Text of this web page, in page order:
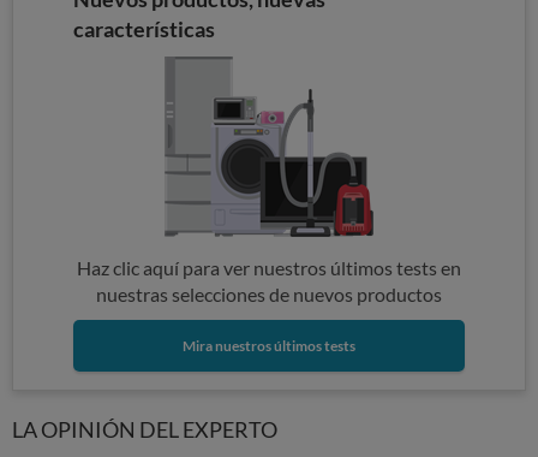
características
Haz clic aquí para ver nuestros últimos tests en
nuestras selecciones de nuevos productos
Mira nuestros últimos tests
LA OPINIÓN DEL EXPERTO